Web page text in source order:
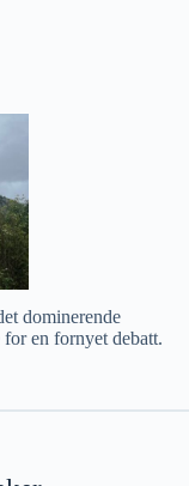
dominerende
en fornyet debatt.